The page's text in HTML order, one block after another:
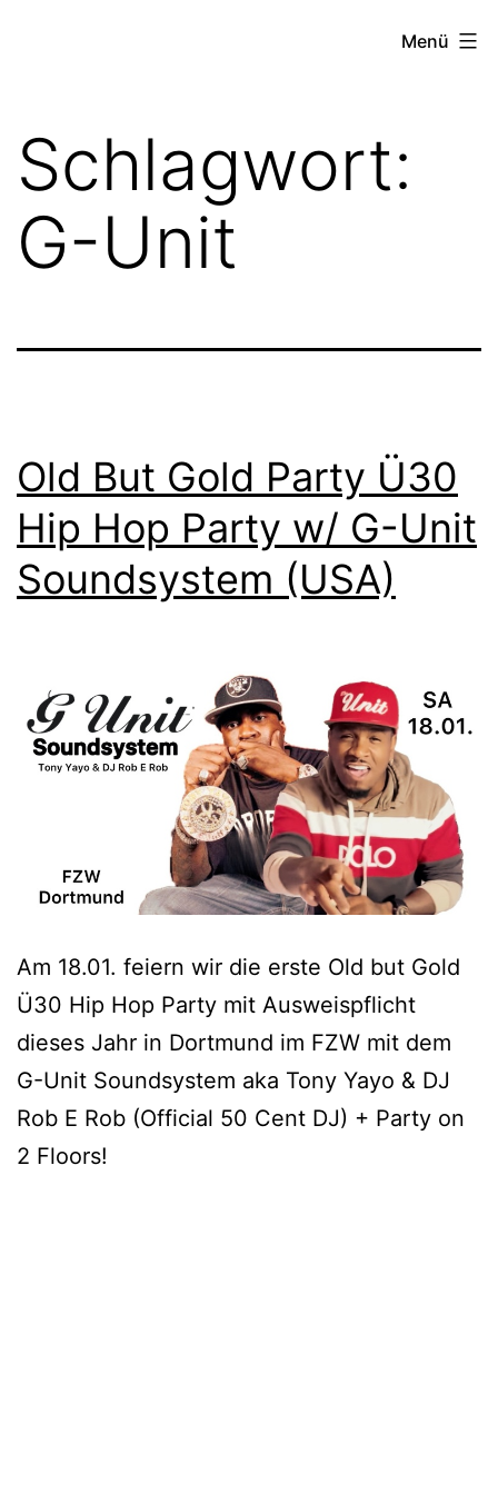
Menü
Schlagwort:
G-Unit
Old But Gold Party Ü30
Hip Hop Party w/ G-Unit
Soundsystem (USA)
Am 18.01. feiern wir die erste Old but Gold
Ü30 Hip Hop Party mit Ausweispflicht
dieses Jahr in Dortmund im FZW mit dem
G-Unit Soundsystem aka Tony Yayo & DJ
Rob E Rob (Official 50 Cent DJ) + Party on
2 Floors!